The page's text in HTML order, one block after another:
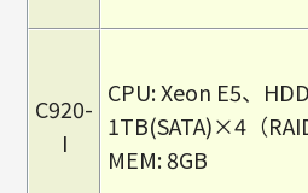
C920-
I
CPU: Xeon E5、
1TB(SATA)×4（
MEM: 8GB